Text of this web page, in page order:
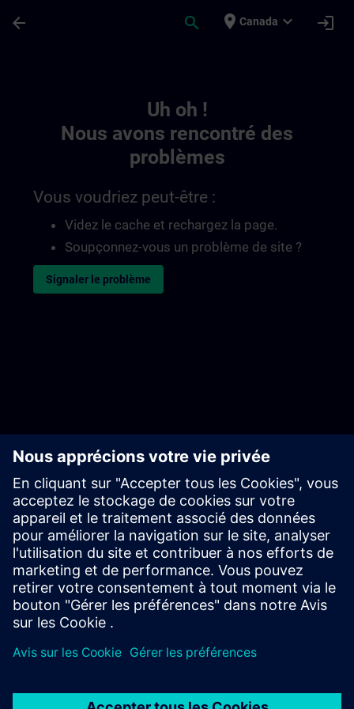
arrow_back search place Canada expand_more login
Uh oh !
Nous avons rencontré des
problèmes
Vous voudriez peut-être :
Videz le cache et rechargez la page.
Soupçonnez-vous un problème de site ?
Signaler le problème